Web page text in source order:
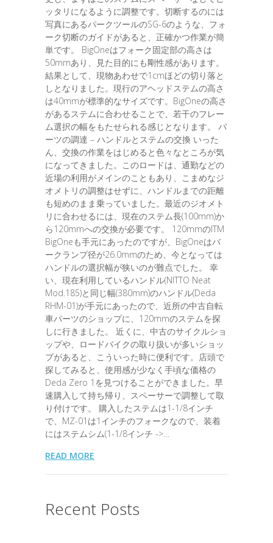
ッタリになるように調整です。切断するのには
写真にあるパークツールのSG-6のような、フォ
ーク切断のガイドがあると、正確かつ作業が簡
単です。 BigOneはフォーク固定部の高さは
50mmあり、見た目的にも剛性感があります。
結果として、現物あわせで1cmほどの切り落と
しとなりました。現行のアヘッドステムの高さ
は40mmが標準的なサイズです。BigOneの高さ
があるステムに合わせることで、若干のフレー
ム選択の幅をもたせられる感じとなります。 パ
ーツの調達 – ハンドルとステムの交換 いった
ん、交換の作業をはじめると色々なところが気
になってきました。このロードは、通勤などの
近場の利用がメインのこともあり、こまめなジ
オメトリの調整はせずに、ハンドルまでの距離
も短めのまま乗っていました。最近のジオメト
リに合わせるには、現在のステム長(100mm)か
ら120mmへの交換が必要です。 120mmのITM
BigOneも手元にあったのですが、BigOneはバ
ークランプ径が26.0mmのため、今となっては
ハンドルの選択幅が狭いのが難点でした。 幸
い、現在利用しているハンドル(NITTO Neat
Mod.185)と同じ幅(380mm)のハンドル(Deda
RHM-01)が手元にあったので、近所の中古自転
車パーツのショップに、120mmのステムを探
しに行きました。 近くに、中古のサイクルショ
ップや、ロードバイクの取り扱いが多いショッ
プがあると、こういった時に便利です。店頭で
探してみると、使用感が少なく手頃な価格の
Deda Zero 1を見つけることができました。早
速購入して持ち帰り、スペーサーで調整して取
り付けです。 購入したステムは1-1/8インチ
で、MZ-01は1インチのフォークなので、装着
にはステムシム(1-1/8インチ ->…
READ MORE
Recent Posts